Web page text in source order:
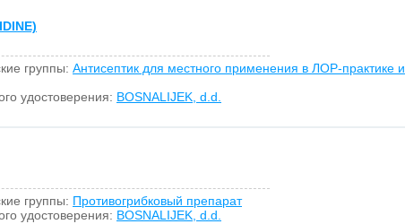
группы: Антисептик для местного применения в ЛОР-практике и
удостоверения: BOSNALIJEK, d.d.
группы: Противогрибковый препарат
удостоверения: BOSNALIJEK, d.d.